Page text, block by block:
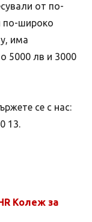
от по-
по-широко
има
5000 лв и 3000
се с нас:
13.
Колеж за